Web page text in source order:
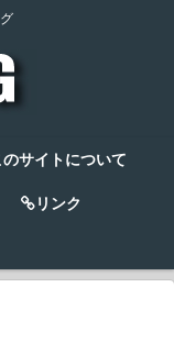
のサイトについて
リンク